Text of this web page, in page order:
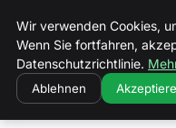
Wir verwenden Cookies,
Wenn Sie fortfahren,
Datenschutzrichtlinie.
Ablehnen